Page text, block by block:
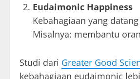
Eudaimonic Happiness
Kebahagiaan yang
Misalnya: membantu
Studi dari Greater Good
kebahagiaan eudaimonic